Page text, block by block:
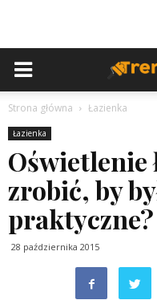
Strona główna Łazienka
Łazienka
Oświetlenie
zrobić, by
praktyczne?
28 października 2015